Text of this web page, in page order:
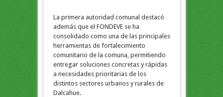
La primera autoridad comunal destacó
además que el FONDEVE se ha
consolidado como una de las principales
herramientas de fortalecimiento
comunitario de la comuna, permitiendo
entregar soluciones concretas y rápidas
a necesidades prioritarias de los
distintos sectores urbanos y rurales de
Dalcahue.